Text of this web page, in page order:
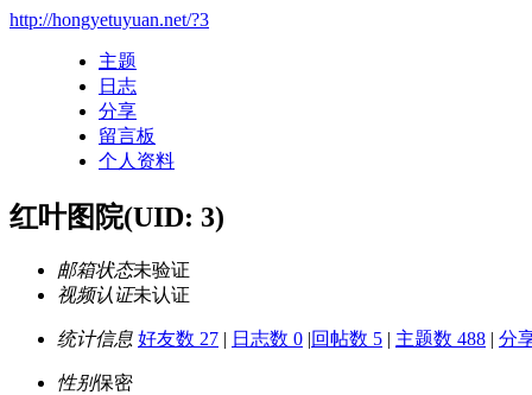
http://hongyetuyuan.net/?3
主题
日志
分享
留言板
个人资料
红叶图院(UID: 3)
邮箱状态未验证
视频认证未认证
统计信息 好友数 27 | 日志数 0 |回帖数 5 | 主题数 488 | 分
性别保密